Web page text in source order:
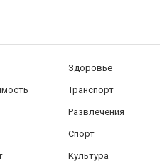
Здоровье
Транспорт
Развлечения
Спорт
Культура